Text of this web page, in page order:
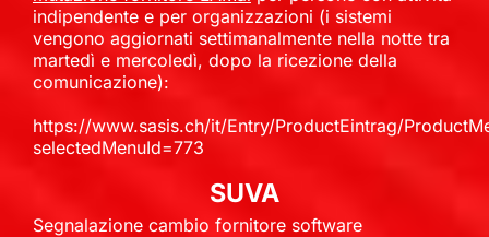
indipendente e per organizzazioni (i sistemi
vengono aggiornati settimanalmente nella notte tra
martedì e mercoledì, dopo la ricezione della
comunicazione):
https://www.sasis.ch/it/Entry/ProductEintrag/
selectedMenuId=773
SUVA
Segnalazione cambio fornitore software